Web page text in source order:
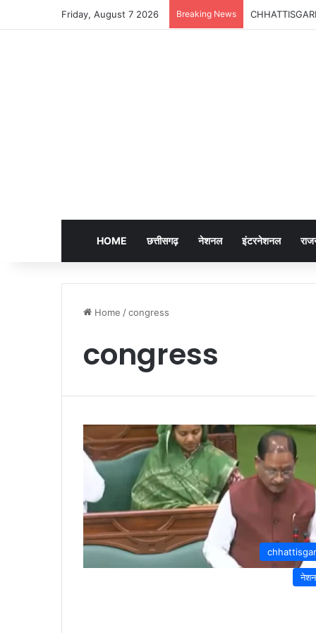
Friday, August 7 2026 Breaking News
HOME छत्तीसगढ़ नेशनल इंटरनेशनल
Home /congress
congress